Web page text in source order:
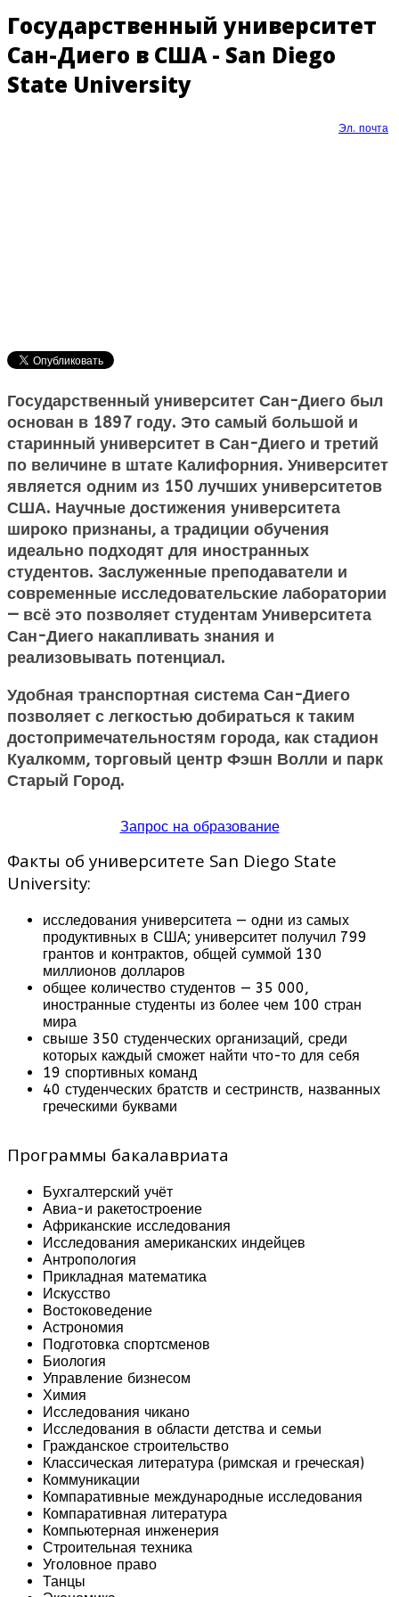
Государственный университет
Сан-Диего в США - San Diego
State University
Эл. почта
Государственный университет Сан-Диего был
основан в 1897 году. Это самый большой и
старинный университет в Сан-Диего и третий
по величине в штате Калифорния. Университет
является одним из 150 лучших университетов
США. Научные достижения университета
широко признаны, а традиции обучения
идеально подходят для иностранных
студентов. Заслуженные преподаватели и
современные исследовательские лаборатории
— всё это позволяет студентам Университета
Сан-Диего накапливать знания и
реализовывать потенциал.
Удобная транспортная система Сан-Диего
позволяет с легкостью добираться к таким
достопримечательностям города, как стадион
Куалкомм, торговый центр Фэшн Волли и парк
Старый Город.
Запрос на образование
Факты об университете San Diego State
University:
исследования университета — одни из самых
продуктивных в США; университет получил 799
грантов и контрактов, общей суммой 130
миллионов долларов
общее количество студентов — 35 000,
иностранные студенты из более чем 100 стран
мира
свыше 350 студенческих организаций, среди
которых каждый сможет найти что-то для себя
19 спортивных команд
40 студенческих братств и сестринств, названных
греческими буквами
Программы бакалавриата
Бухгалтерский учёт
Авиа-и ракетостроение
Африканские исследования
Исследования американских индейцев
Антропология
Прикладная математика
Искусство
Востоковедение
Астрономия
Подготовка спортсменов
Биология
Управление бизнесом
Химия
Исследования чикано
Исследования в области детства и семьи
Гражданское строительство
Классическая литература (римская и греческая)
Коммуникации
Компаративные международные исследования
Компаративная литература
Компьютерная инженерия
Строительная техника
Уголовное право
Танцы